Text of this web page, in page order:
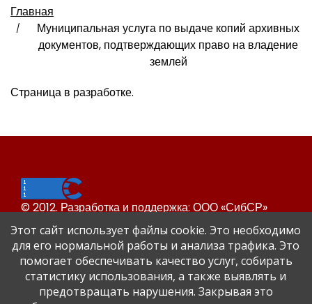
Главная
Муниципальная услуга по выдаче копий архивных
документов, подтверждающих право на владение
землей
Страница в разработке.
© 2012. Разработка и поддержка: ООО «СибСР»
Все права защищены законом и международными
соглашениями.
Этот сайт использует файлы cookie. Это необходимо
для его нормальной работы и анализа трафика. Это
помогает обеспечивать качество услуг, собирать
статистику использования, а также выявлять и
предотвращать нарушения. Закрывая это